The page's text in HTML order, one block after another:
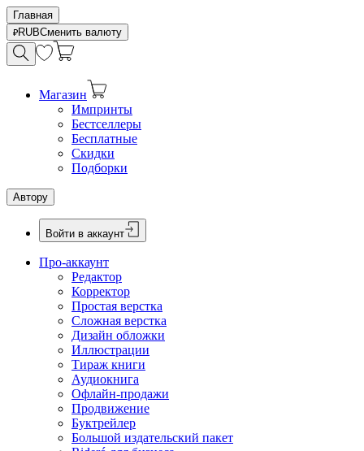
Главная
RUBСменить валюту
Магазин
Импринты
Бестселлеры
Бесплатные
Скидки
Подборки
Автору
Войти в аккаунт
Про-аккаунт
Редактор
Корректор
Простая верстка
Сложная верстка
Дизайн обложки
Иллюстрации
Тираж книги
Аудиокнига
Офлайн-продажи
Продвижение
Буктрейлер
Большой издательский пакет